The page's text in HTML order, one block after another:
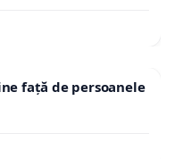
față de persoanele